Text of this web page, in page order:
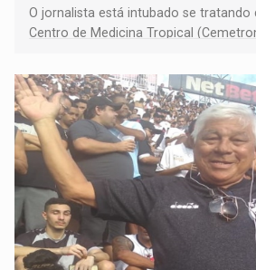
O jornalista está intubado se tratando
Centro de Medicina Tropical